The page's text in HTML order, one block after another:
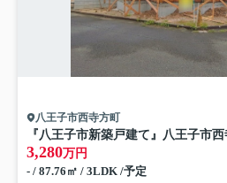
八王子市西寺方町
3,280万円
- / 87.76㎡ / 3LDK /予定